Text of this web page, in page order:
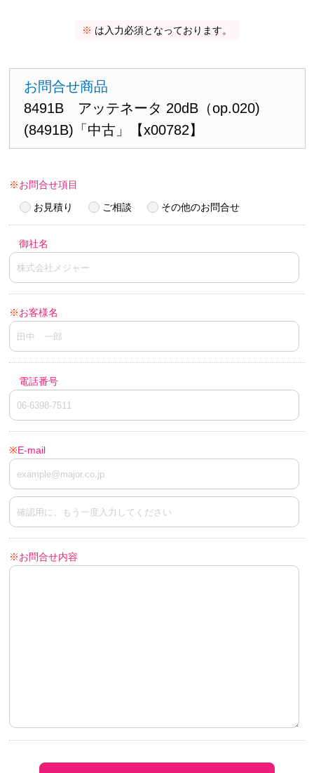
※ は入力必須となっております。
お問合せ商品
8491B アッテネータ 20dB（op.020)
(8491B)「中古」【x00782】
※お問合せ項目
お見積り
ご相談 その他のお問合せ
御社名
※お客様名
電話番号
※E-mail
※お問合せ内容